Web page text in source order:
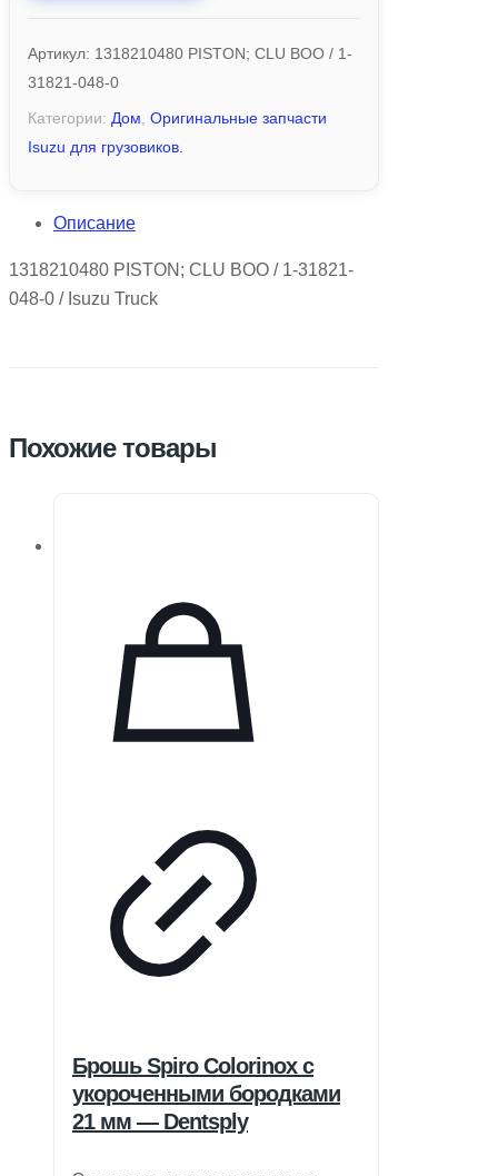
Артикул: 1318210480 PISTON; CLU BOO / 1-
31821-048-0
Категории: Дом Оригинальные запчасти
Isuzu для грузовиков.
Описание
1318210480 PISTON; CLU BOO / 1-31821-
048-0 / Isuzu Truck
Похожие товары
Брошь Spiro Colorinox с
укороченными бородками
21 мм — Dentsply